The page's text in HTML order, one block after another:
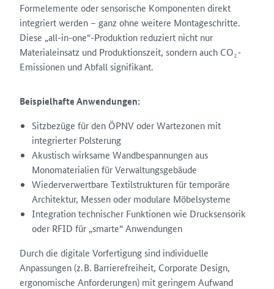
Formelemente oder sensorische Komponenten direkt
integriert werden – ganz ohne weitere Montageschritte.
Diese „all-in-one“-Produktion reduziert nicht nur
Materialeinsatz und Produktionszeit, sondern auch CO₂-
Emissionen und Abfall signifikant.
Beispielhafte Anwendungen:
Sitzbezüge für den ÖPNV oder Wartezonen mit
integrierter Polsterung
Akustisch wirksame Wandbespannungen aus
Monomaterialien für Verwaltungsgebäude
Wiederverwertbare Textilstrukturen für temporäre
Architektur, Messen oder modulare Möbelsysteme
Integration technischer Funktionen wie Drucksensorik
oder RFID für „smarte“ Anwendungen
Durch die digitale Vorfertigung sind individuelle
Anpassungen (z. B. Barrierefreiheit, Corporate Design,
ergonomische Anforderungen) mit geringem Aufwand